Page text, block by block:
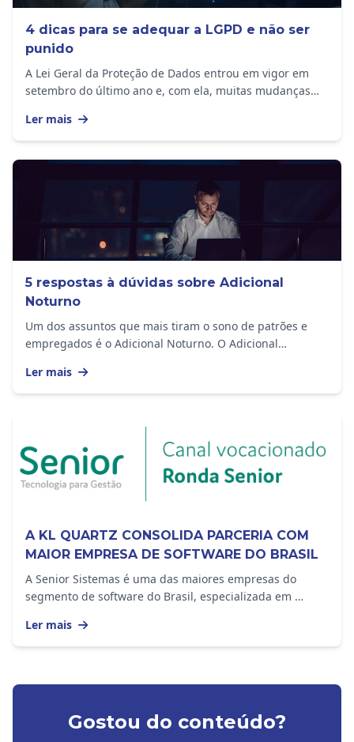
4 dicas para se adequar a LGPD e não ser
punido
A Lei Geral da Proteção de Dados entrou em vigor em
setembro do último ano e, com ela, muitas mudanças
Ler mais
5 respostas à dúvidas sobre Adicional
Noturno
Um dos assuntos que mais tiram o sono de patrões e
empregados é o Adicional Noturno. O Adicional
Ler mais
A KL QUARTZ CONSOLIDA PARCERIA COM
MAIOR EMPRESA DE SOFTWARE DO BRASIL
A Senior Sistemas é uma das maiores empresas do
segmento de software do Brasil, especializada em
Ler mais
Gostou do conteúdo?